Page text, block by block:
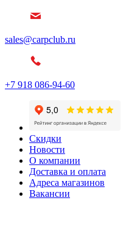
sales@carpclub.ru
+7 918 086-94-60
Скидки
Новости
О компании
Доставка и оплата
Адреса магазинов
Вакансии